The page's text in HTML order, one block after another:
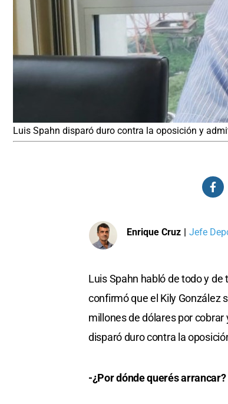
Luis Spahn disparó duro contra la oposición y
Enrique Cruz | Jefe
Luis Spahn habló de todo y
confirmó que el Kily González
millones de dólares por
disparó duro contra la
-¿Por dónde querés arrancar?